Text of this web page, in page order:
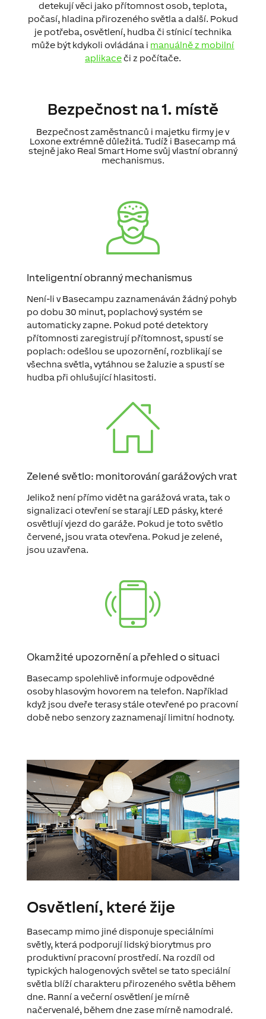
detekují věci jako přítomnost osob, teplota,
počasí, hladina přirozeného světla a další. Pokud
je potřeba, osvětlení, hudba či stínicí technika
může být kdykoli ovládána i manuálně z mobilní
aplikaceči z počítače.
Bezpečnost na 1. místě
Bezpečnost zaměstnanců i majetku firmy je v
Loxone extrémně důležitá. Tudíž i Basecamp má
stejně jako Real Smart Home svůj vlastní obranný
mechanismus.
Inteligentní obranný mechanismus
Není-li v Basecampu zaznamenáván žádný pohyb
po dobu 30 minut, poplachový systém se
automaticky zapne. Pokud poté detektory
přítomnosti zaregistrují přítomnost, spustí se
poplach: odešlou se upozornění, rozblikají se
všechna světla, vytáhnou se žaluzie a spustí se
hudba při ohlušující hlasitosti.
Zelené světlo: monitorování garážových vrat
Jelikož není přímo vidět na garážová vrata, tak o
signalizaci otevření se starají LED pásky, které
osvětlují vjezd do garáže. Pokud je toto světlo
červené, jsou vrata otevřena. Pokud je zelené,
jsou uzavřena.
Okamžité upozornění a přehled o situaci
Basecamp spolehlivě informuje odpovědné
osoby hlasovým hovorem na telefon. Například
když jsou dveře terasy stále otevřené po pracovní
době nebo senzory zaznamenají limitní hodnoty.
Osvětlení, které žije
Basecamp mimo jiné disponuje speciálními
světly, která podporují lidský biorytmus pro
produktivní pracovní prostředí. Na rozdíl od
typických halogenových světel se tato speciální
světla blíží charakteru přirozeného světla během
dne. Ranní a večerní osvětlení je mírně
načervenalé, během dne zase mírně namodralé.